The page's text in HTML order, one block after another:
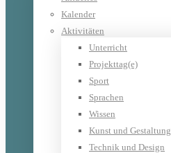
Kalender
Aktivitäten
Unterricht
Projekttag(e)
Sport
Sprachen
Wissen
Kunst und Gestaltung
Technik und Design